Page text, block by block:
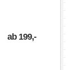
ab 199,-